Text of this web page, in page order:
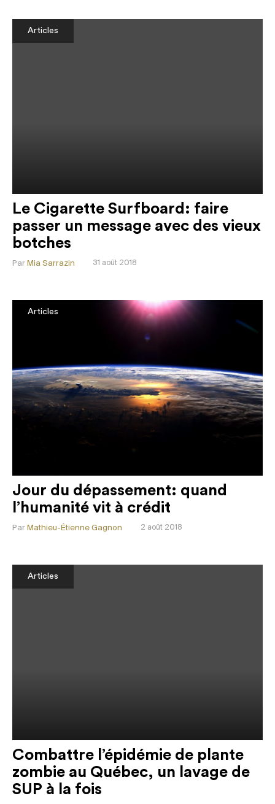
Articles
Le Cigarette Surfboard: faire
passer un message avec des vieux
botches
31 août 2018
Par Mia Sarrazin
Articles
Jour du dépassement: quand
l’humanité vit à crédit
2 août 2018
Par Mathieu-Étienne Gagnon
Articles
Combattre l’épidémie de plante
zombie au Québec, un lavage de
SUP à la fois